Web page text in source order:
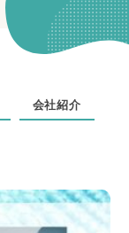
会社紹介